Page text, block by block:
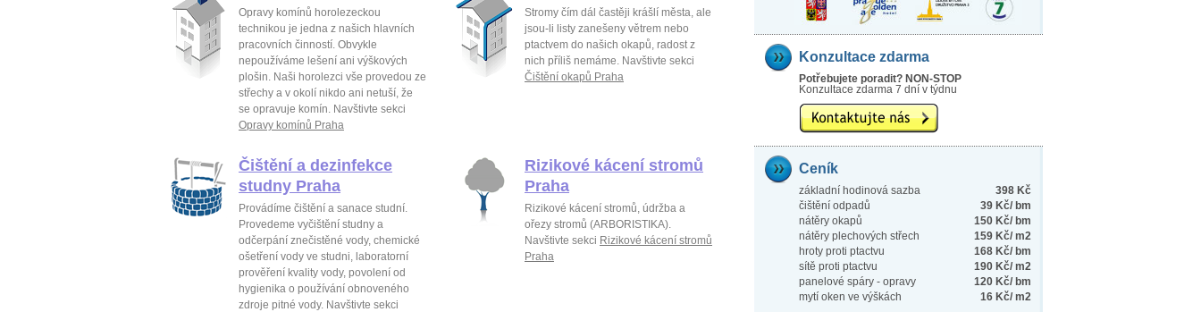
Opravy komínů horolezeckou
technikou je jedna z našich hlavních
pracovních činností. Obvykle
nepoužíváme lešení ani výškových
plošin. Naši horolezci vše provedou ze
střechy a v okolí nikdo ani netuší, že
se opravuje komín. Navštivte sekci
Opravy komínů Praha
Stromy čím dál častěji krášlí města, ale
jsou-li listy zanešeny větrem nebo
ptactvem do našich okapů, radost z
nich příliš nemáme. Navštivte sekci
Čištění okapů Praha
Čištění a dezinfekce
studny Praha
Provádíme čištění a sanace studní.
Provedeme vyčištění studny a
odčerpání znečistěné vody, chemické
ošetření vody ve studni, laboratorní
prověření kvality vody, povolení od
hygienika o používání obnoveného
zdroje pitné vody. Navštivte sekci
Rizikové kácení stromů
Praha
Rizikové kácení stromů, údržba a
ořezy stromů (ARBORISTIKA).
Navštivte sekci Rizikové kácení stromů
Praha
Konzultace zdarma
Potřebujete poradit? NON-STOP
Konzultace zdarma 7 dní v týdnu
Ceník
základní hodinová sazba
398 Kč
čištění odpadů
39 Kč/ bm
nátěry okapů
150 Kč/ bm
nátěry plechových střech
159 Kč/ m2
hroty proti ptactvu
168 Kč/ bm
sítě proti ptactvu
190 Kč/ m2
panelové spáry - opravy
120 Kč/ bm
mytí oken ve výškách
16 Kč/ m2